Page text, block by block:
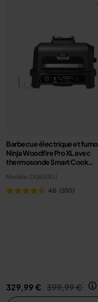
Barbecue électrique et
Ninja Woodfire Pro XL avec
thermosonde Smart Cook
Modèle: OG850EU
4.6 (350)
329,99 € Prix réduit de
399,99 € au